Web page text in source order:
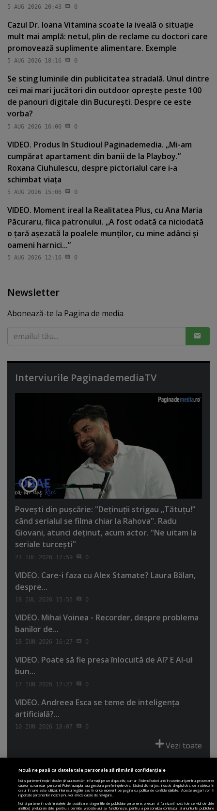
5 AUG 2026 20:43 0
Cazul Dr. Ioana Vitamina scoate la iveală o situaţie
mult mai amplă: netul, plin de reclame cu doctori care
promovează suplimente alimentare. Exemple
5 AUG 2026 18:16 0
Se sting luminile din publicitatea stradală. Unul dintre
cei mai mari jucători din outdoor opreşte peste 100
de panouri digitale din Bucureşti. Despre ce este
vorba?
5 AUG 2026 16:00 0
VIDEO. Produs în Studioul Paginademedia. „Mi-am
cumpărat apartament din banii de la Playboy.”
Roxana Ciuhulescu, despre pictorialul care i-a
schimbat viaţa
5 AUG 2026 15:06 0
VIDEO. Moment ireal la Realitatea Plus, cu Ana Maria
Păcuraru, fiica patronului. „A fost odată ca niciodată
o ţară aşezată la poalele munţilor, cu mine adânci şi
oameni harnici...”
5 AUG 2026 12:16 0
Newsletter
Abonează-te la Pagina de media
Interviurile PaginademediaTV
Poveşti din puşcărie: "Deţinuţii strigau „Tătuţu!”
când serialul se filma chiar la Rahova". Radu
Giovani, atunci deţinut, acum actor. "Ne uitam la
seriale turceşti"
21 IUL 2026 17:59 0
VIDEO. Care-i faza cu Alex Stamate? Laura Bălan,
despre...
18 IUL 2026 15:55 0
VIDEO. Mihai Voinea - Recorder, despre problema
banilor de...
18 IUN 2026 16:27 0
VIDEO. Poate să fie presa înlocuită de AI? E AI-ul
bun...
17 IUN 2026 17:27 0
VIDEO. Andreea Esca se teme de inteligenţa
artificială?...
10 IUN 2026 18:07 0
Vezi toate
PRIMA PAGINĂ
POLITICA DE COLECTARE ACORD COOKIE
POLITICA DE CONFIDENȚIALITATE
DESPRE SITE
ECHIPA
Nouă ne pasă ca datele tale personale să rămână confidențiale
Noi și partenerii noștri stocăm și/sau accesăm informații pe un dispozitiv, cum ar fi identificatori unici în cookie-uri pentru procesarea
datelor cu caracter personal. Puteți accepta sau gestiona preferințele dvs. făcând clic mai jos, inclusiv dreptul dvs. de a obiecta în
cazul în care este utilizat interesul legitim sau în orice moment pe pagina cu politica de confidențialitate. Aceste alegeri vor fi
raportate partenerilor noștri și nu vor afecta datele de navigare.
Noi si partenerii nostri (retelele de socializare si agentiile de publicitate partenere, precum si furnizorii nostri de servicii de date
analitice) prelucram date pentru a permite website-ului sa functioneze, pentru a personaliza continutul si anunturile publicitare